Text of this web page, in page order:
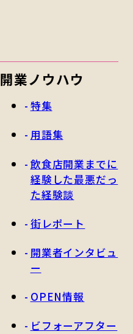
開業ノウハウ
特集
用語集
飲食店開業までに
経験した最悪だっ
た経験談
街レポート
開業者インタビュ
ー
OPEN情報
ビフォーアフター